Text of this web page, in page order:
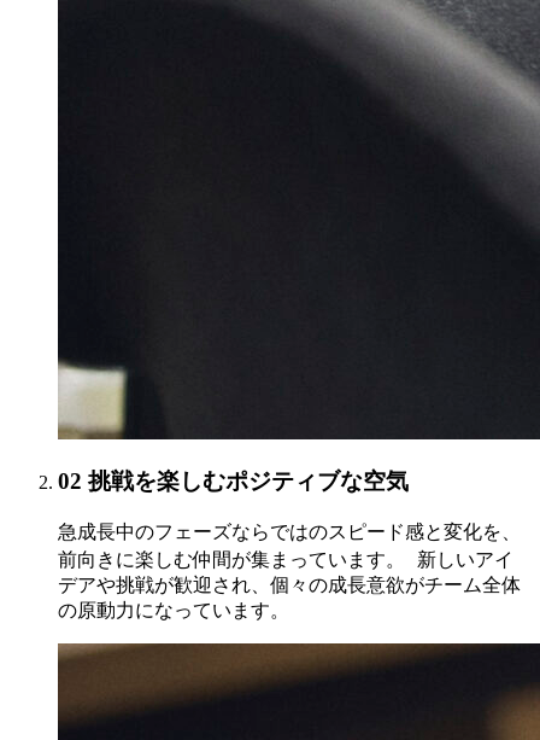
02 挑戦を楽しむポジティブな空気
急成長中のフェーズならではのスピード感と変化を、
前向きに楽しむ仲間が集まっています。 新しいアイ
デアや挑戦が歓迎され、個々の成長意欲がチーム全体
の原動力になっています。